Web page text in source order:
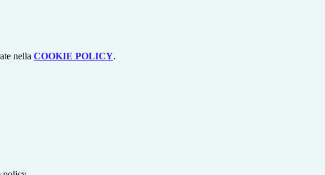
nella COOKIE POLICY.